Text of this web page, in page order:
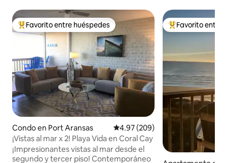
Favorito entre huéspedes preferido
Favorito entre huéspedes
Condo en Port Aransas Calificación promedio: 4.97 de
4.97 (209)
¡Vistas al mar x 2! Playa Vida en Coral Cay
¡Impresionantes vistas al mar desde el
segundo y tercer piso! Contemporáneo
Favorito entre
Favorito entre